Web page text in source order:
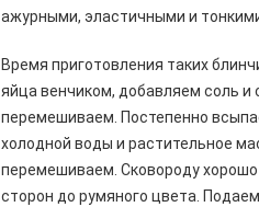
ажурными, эластичными и
Время приготовления таких
яйца венчиком, добавляем соль и
перемешиваем. Постепенно
холодной воды и растительное
перемешиваем. Сковороду
сторон до румяного цвета.